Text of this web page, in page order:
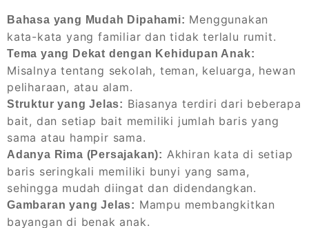
Bahasa yang Mudah Dipahami: Menggunakan
kata-kata yang familiar dan tidak terlalu rumit.
Tema yang Dekat dengan Kehidupan Anak:
Misalnya tentang sekolah, teman, keluarga, hewan
peliharaan, atau alam.
Struktur yang Jelas: Biasanya terdiri dari beberapa
bait, dan setiap bait memiliki jumlah baris yang
sama atau hampir sama.
Adanya Rima (Persajakan): Akhiran kata di setiap
baris seringkali memiliki bunyi yang sama,
sehingga mudah diingat dan didendangkan.
Gambaran yang Jelas: Mampu membangkitkan
bayangan di benak anak.